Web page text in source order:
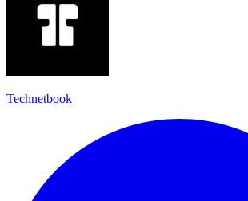
Technetbook